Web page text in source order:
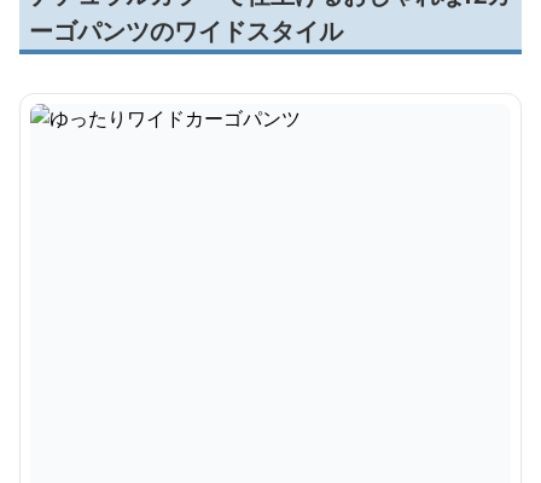
ーゴパンツのワイドスタイル